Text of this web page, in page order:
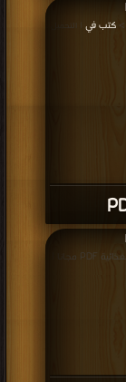
كتب في
| التحميل :
قراءة و تحميل كتاب كتاب الأسس التغذوية لاعداد الريجيمات الغذائية PDF مجانا |